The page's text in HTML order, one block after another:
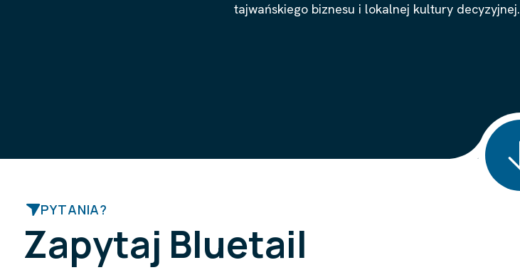
tajwańskiego biznesu i lokalnej kultury decyzyjnej.
PYTANIA?
Zapytaj Bluetail